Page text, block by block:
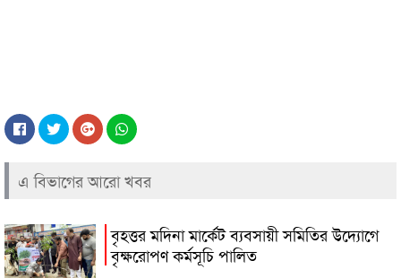
এ বিভাগের আরো খবর
বৃহত্তর মদিনা মার্কেট ব্যবসায়ী সমিতির উদ্যোগে
বৃক্ষরোপণ কর্মসূচি পালিত